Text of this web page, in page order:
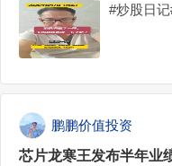
#炒股日
鹏鹏价值投资
芯片龙寒王发布半年业